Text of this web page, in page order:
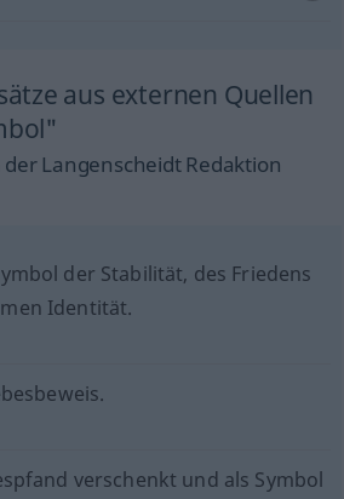
aus externen Quellen
Langenscheidt Redaktion
der Stabilität, des Friedens
Identität.
verschenkt und als Symbol